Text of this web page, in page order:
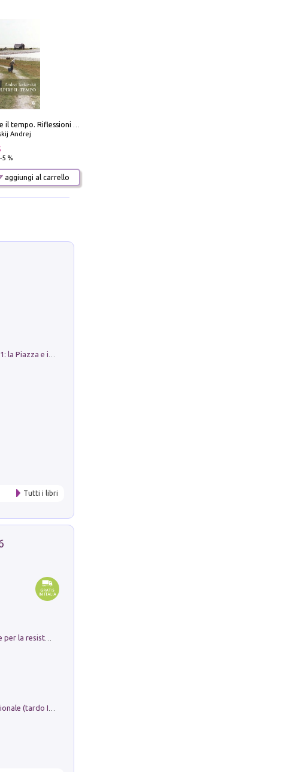
Scolpire il tempo. Riflessioni sul cinema.
Andrej
5 %
aggiungi al carrello
Luoghi Magici di Bologna. Vol. 1: la Piazza e i Suoi Simboli Segreti
Tutti i libri
Memorial Santa Giulia. Sculture per la resistenza Monchio di Palagano